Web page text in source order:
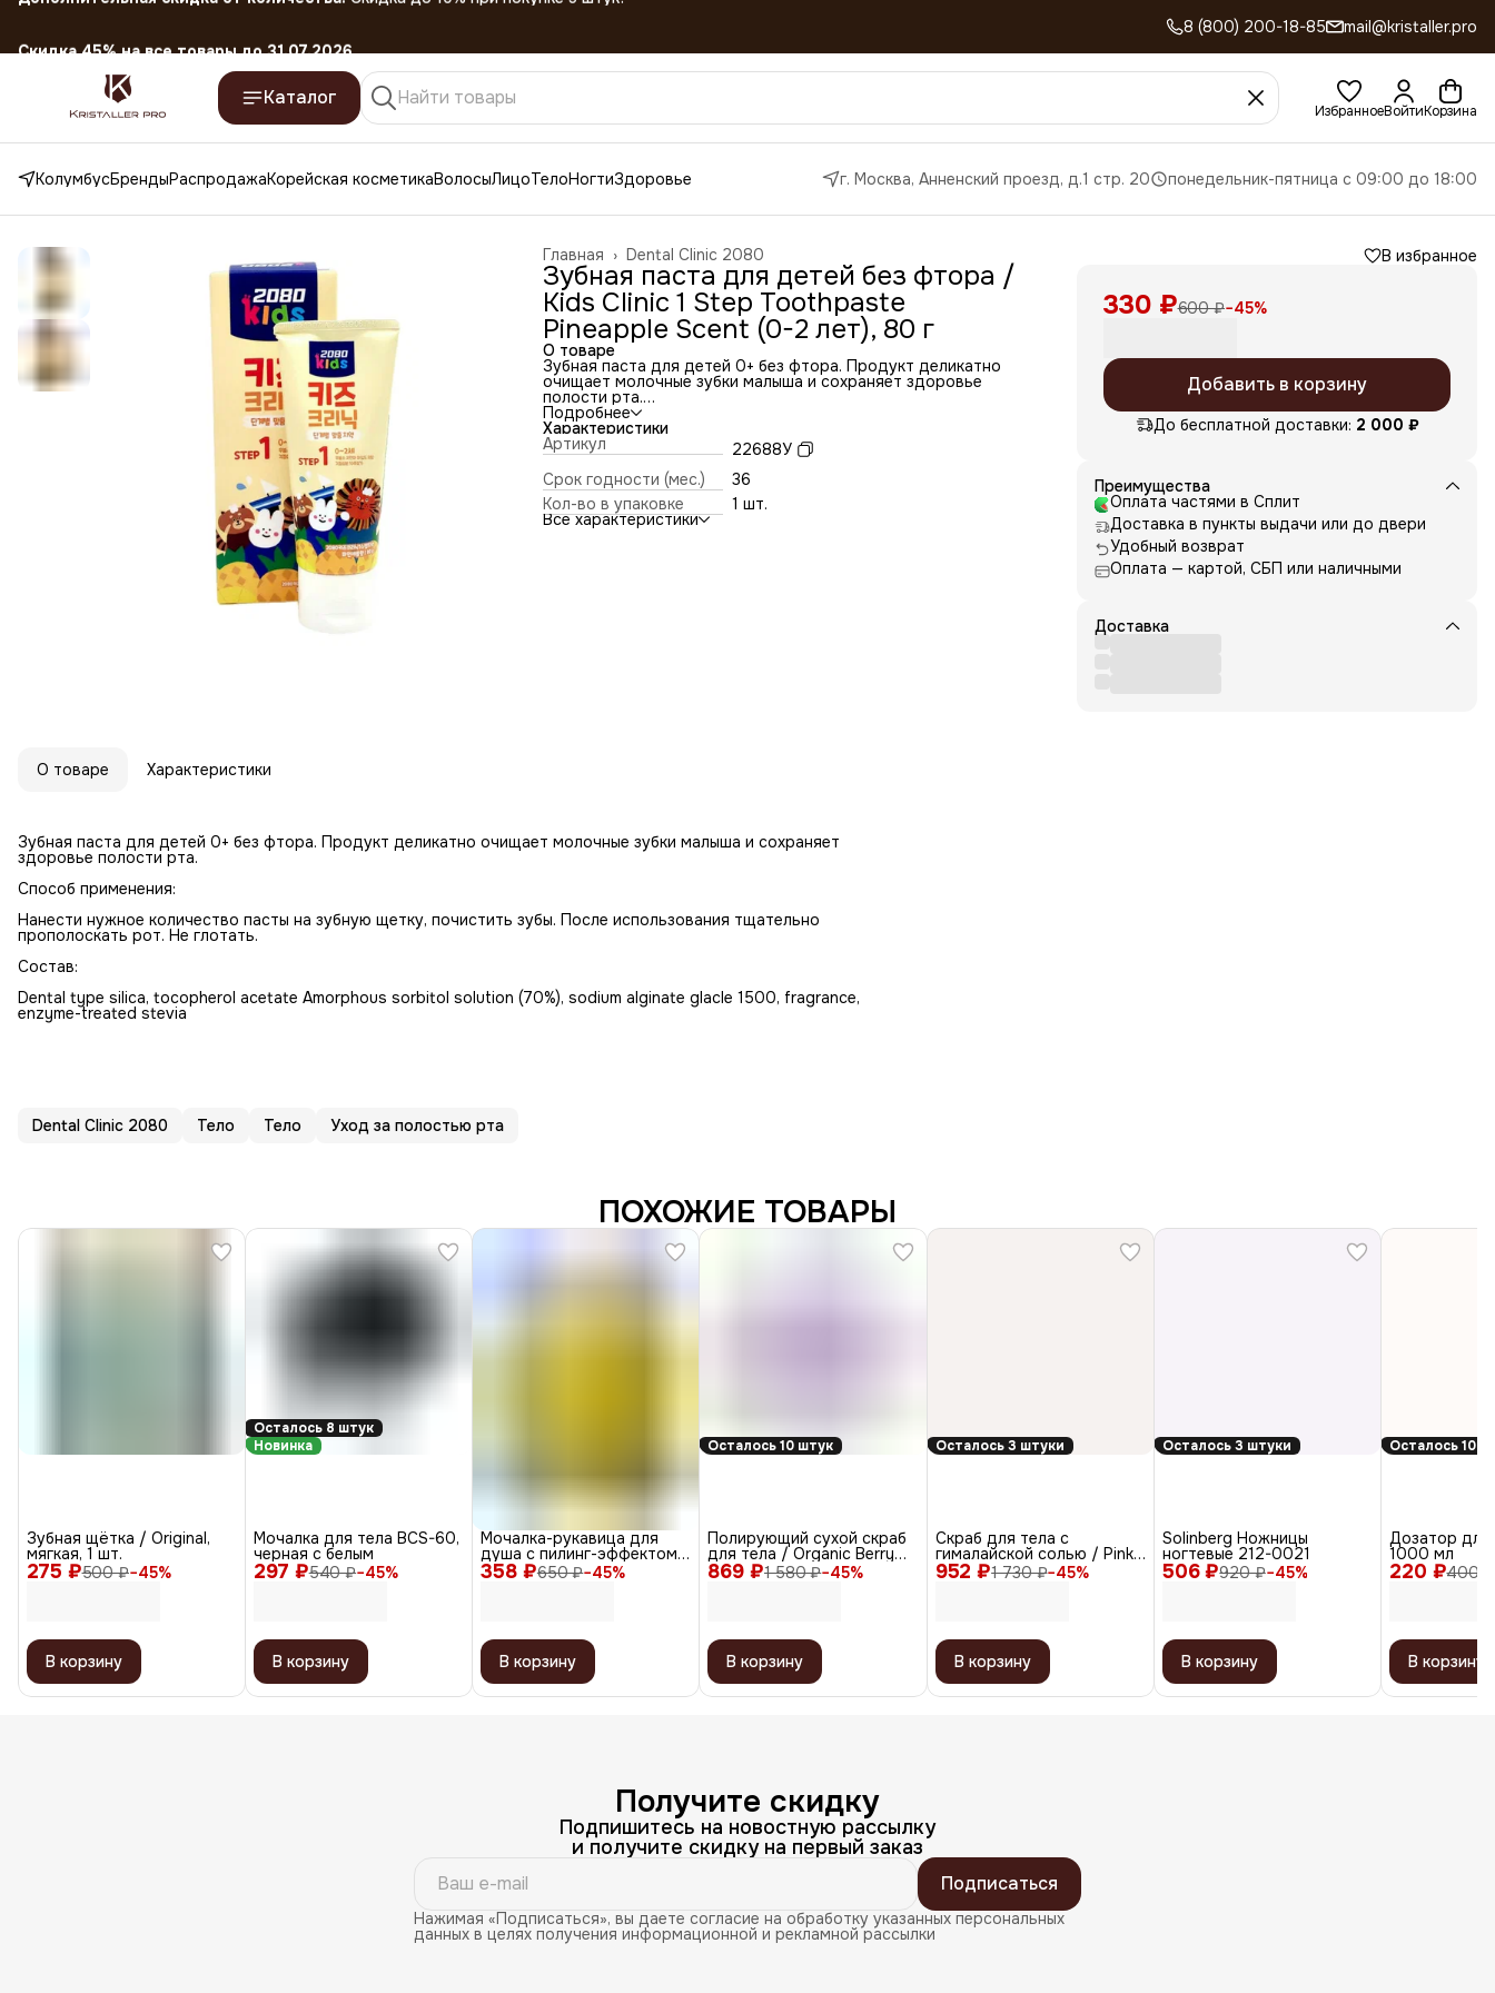
8 (800) 200-18-85 mail@kristaller.pro
Каталог
ИзбранноеВойтиКорзина
КолумбусБрендыРаспродажаКорейская косметикаВолосыЛицоТелоНогтиЗдоровье г. Москва, Анненский проезд, д.1 стр. 20 понедельник-пятница с 09:00 до 18:00
Dental Clinic 2080
Главная ›
Зубная паста для детей без фтора /
Kids Clinic 1 Step Toothpaste
Pineapple Scent (0-2 лет), 80 г
О товаре
Зубная паста для детей 0+ без фтора. Продукт деликатно
очищает молочные зубки малыша и сохраняет здоровье
полости рта.
Способ применения:
Нанести нужное количество пасты на зубную щетку,
почистить зубы. После использования тщательно
прополоскать рот. Не глотать.
Состав:
Dental type silica, tocopherol acetate Amorphous sorbitol
solution (70%), sodium alginate glacle 1500, fragrance, enzyme-
treated stevia
Подробнее
Характеристики
Артикул
22688У
Срок годности (мес.)
36
Кол-во в упаковке
1 шт.
Все характеристики
В избранное
330 ₽600 ₽−45%
Добавить в корзину
До бесплатной доставки: 2 000 ₽
Преимущества
Оплата частями в Сплит
Доставка в пункты выдачи или до двери
Удобный возврат
Оплата — картой, СБП или наличными
Доставка
О товаре Характеристики
Зубная паста для детей 0+ без фтора. Продукт деликатно очищает молочные зубки малыша и сохраняет
здоровье полости рта.
Способ применения:
Нанести нужное количество пасты на зубную щетку, почистить зубы. После использования тщательно
прополоскать рот. Не глотать.
Состав:
Dental type silica, tocopherol acetate Amorphous sorbitol solution (70%), sodium alginate glacle 1500, fragrance,
enzyme-treated stevia
Dental Clinic 2080 Тело Тело Уход за полостью рта
ПОХОЖИЕ ТОВАРЫ
275 ₽500 ₽−45%
Зубная щётка / Original,
мягкая, 1 шт.
В корзину
Осталось 8 штук
Новинка
297 ₽540 ₽−45%
Мочалка для тела BCS-60,
черная с белым
В корзину
358 ₽650 ₽−45%
Мочалка-рукавица для
душа с пилинг-эффектом,
уплотненная, жёлтый
В корзину
Осталось 10 штук
869 ₽1 580 ₽−45%
Полирующий сухой скраб
для тела / Organic Berry
Polish
В корзину
Осталось 3 штуки
952 ₽1 730 ₽−45%
Скраб для тела с
гималайской солью / Pink
Grapefruit
В корзину
Осталось 3 штуки
506 ₽920 ₽−45%
Solinberg Ножницы
ногтевые 212-0021
В корзину
Осталось 10
220 ₽400 ₽
Дозатор для
1000 мл
В корзину
Получите скидку
Подпишитесь на новостную рассылку
и получите скидку на первый заказ
Подписаться
Нажимая «Подписаться», вы даете согласие на обработку указанных персональных
данных в целях получения информационной и рекламной рассылки